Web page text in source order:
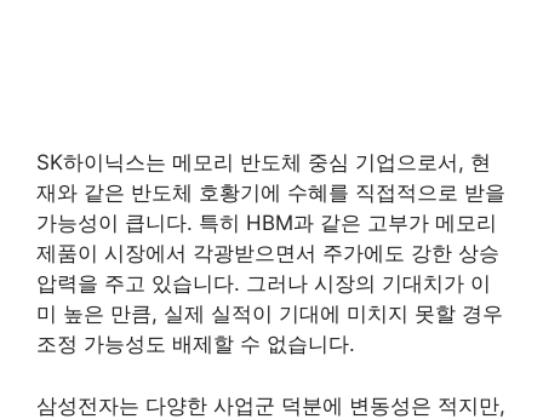
SK하이닉스는 메모리 반도체 중심 기업으로서, 현
재와 같은 반도체 호황기에 수혜를 직접적으로 받을
가능성이 큽니다. 특히 HBM과 같은 고부가 메모리
제품이 시장에서 각광받으면서 주가에도 강한 상승
압력을 주고 있습니다. 그러나 시장의 기대치가 이
미 높은 만큼, 실제 실적이 기대에 미치지 못할 경우
조정 가능성도 배제할 수 없습니다.
삼성전자는 다양한 사업군 덕분에 변동성은 적지만,